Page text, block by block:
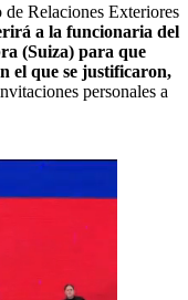
Relaciones Exteriores
a la funcionaria del
(Suiza) para que
el que se justificaron,
personales a